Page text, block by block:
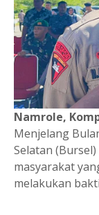
Namrole,
Menjelang
Selatan
masyarakat
melakukan